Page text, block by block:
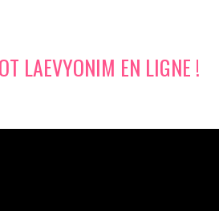
LAEVYONIM EN LIGNE !